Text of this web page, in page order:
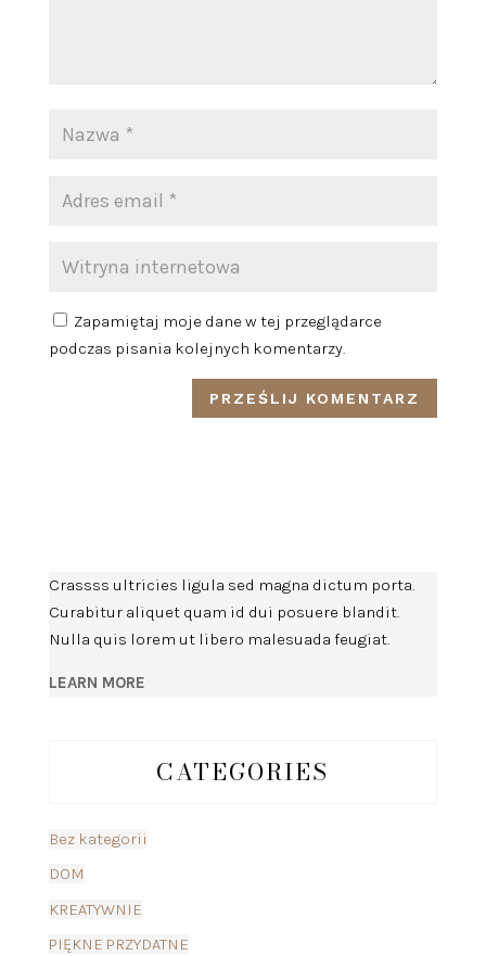
Zapamiętaj moje dane w tej przeglądarce
podczas pisania kolejnych komentarzy.
Crassss ultricies ligula sed magna dictum porta.
Curabitur aliquet quam id dui posuere blandit.
Nulla quis lorem ut libero malesuada feugiat.
LEARN MORE
CATEGORIES
Bez kategorii
DOM
KREATYWNIE
PIĘKNE PRZYDATNE